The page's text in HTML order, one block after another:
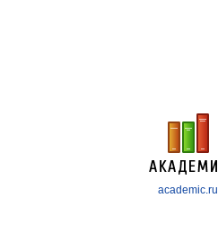
academic.ru